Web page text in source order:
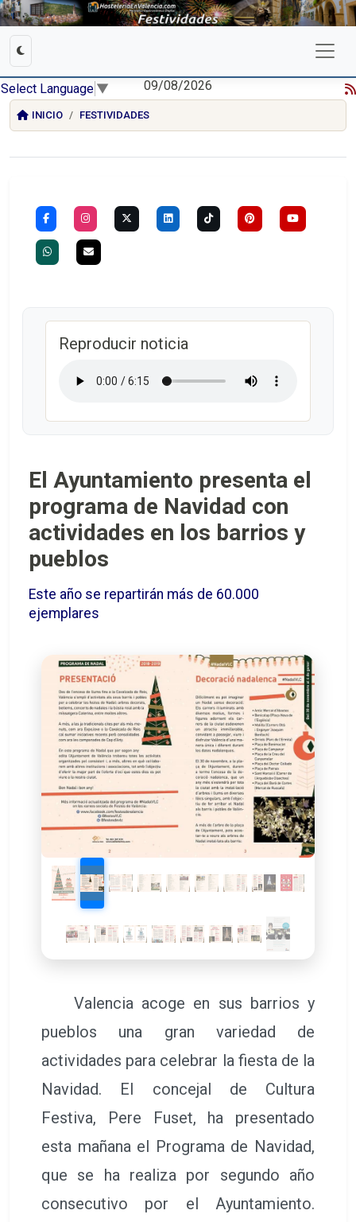
Select Language ▼ 09/08/2026
INICIO FESTIVIDADES
Reproducir noticia
El Ayuntamiento presenta el
programa de Navidad con
actividades en los barrios y
pueblos
Este año se repartirán más de 60.000
ejemplares
Valencia acoge en sus barrios y
pueblos una gran variedad de
actividades para celebrar la fiesta de la
Navidad. El concejal de Cultura
Festiva, Pere Fuset, ha presentado
esta mañana el Programa de Navidad,
que se ha realiza por segundo año
consecutivo por el Ayuntamiento.